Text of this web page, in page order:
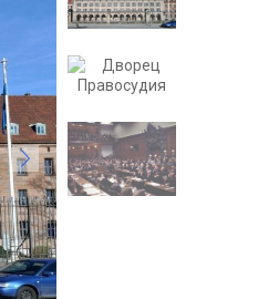
Вид на дворец с высоты